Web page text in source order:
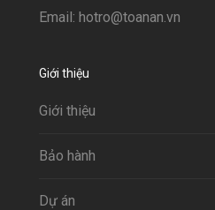
Email: hotro@toanan.vn
Giới thiệu
Giới thiệu
Bảo hành
Dự án